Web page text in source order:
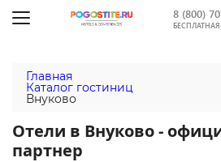
8 (800)
Главная
Каталог гостиниц
Внуково
Отели в Внуково -
партнер